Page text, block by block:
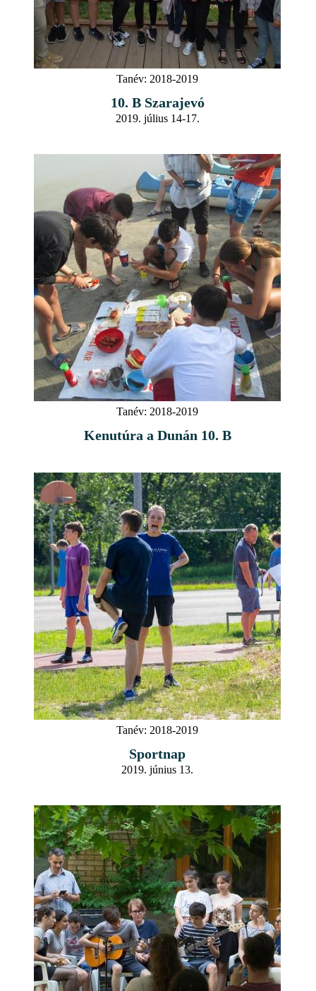
Tanév: 2018-2019
10. B Szarajevó
2019. július 14-17.
Tanév: 2018-2019
Kenutúra a Dunán 10. B
Tanév: 2018-2019
Sportnap
2019. június 13.